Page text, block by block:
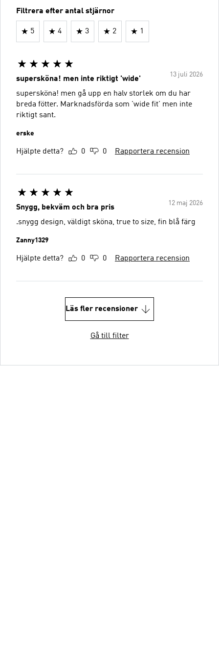
Filtrera efter antal stjärnor
5 4 3 2 1
13 juli 2026
supersköna! men inte riktigt 'wide'
supersköna! men gå upp en halv storlek om du har
breda fötter. Marknadsförda som 'wide fit' men inte
riktigt sant.
erske
Hjälpte detta? 0 0 Rapportera recension
12 maj 2026
Snygg, bekväm och bra pris
.snygg design, väldigt sköna, true to size, fin blå färg
Zanny1329
Hjälpte detta? 0 0 Rapportera recension
Läs fler recensioner
Gå till filter